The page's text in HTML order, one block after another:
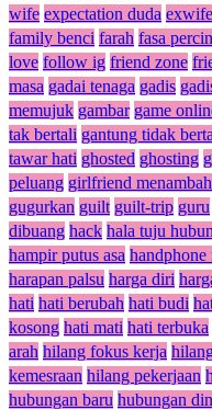
wife expectation duda exwife
family benci farah fasa
love follow ig friend zone
masa gadai tenaga gadis
memujuk gambar game
tak bertali gantung tidak
tawar hati ghosted ghosting
peluang girlfriend
gugurkan guilt guilt-trip guru
dibuang hack hala tuju
hampir putus asa handphone
harapan palsu harga diri
hati hati berubah hati budi
kosong hati mati hati terbuka
arah hilang fokus kerja
kemesraan hilang pekerjaan
hubungan baru hubungan